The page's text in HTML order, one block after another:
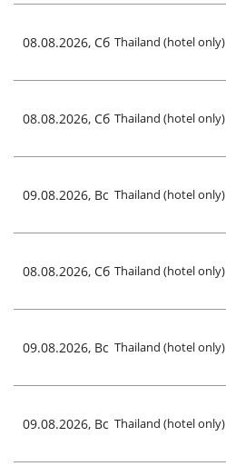
08.08.2026, Сб Thailand (hotel only)
08.08.2026, Сб Thailand (hotel only)
09.08.2026, Вс Thailand (hotel only)
08.08.2026, Сб Thailand (hotel only)
09.08.2026, Вс Thailand (hotel only)
09.08.2026, Вс Thailand (hotel only)